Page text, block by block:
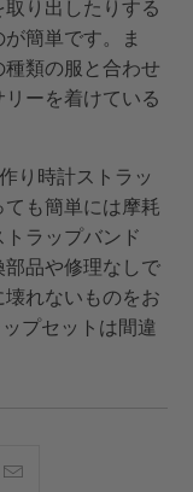
り出したりする
簡単です。ま
類の服と合わせ
ーを着けている
り時計ストラッ
も簡単には摩耗
ラップバンド
品や修理なしで
れないものをお
プセットは間違